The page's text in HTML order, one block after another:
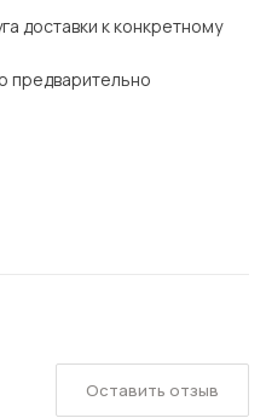
доставки к конкретному
предварительно
Оставить отзыв